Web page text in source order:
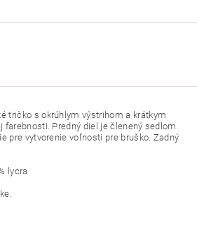
tričko s okrúhlym výstrihom a krátkym
farebnosti. Predný diel je členený sedlom
pre vytvorenie voľnosti pre bruško. Zadný
lycra